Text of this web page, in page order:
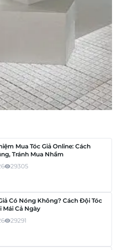
Mua Tóc Giả Online: Cách
Tránh Mua Nhầm
29305
Có Nóng Không? Cách Đội Tóc
Mái Cả Ngày
29291